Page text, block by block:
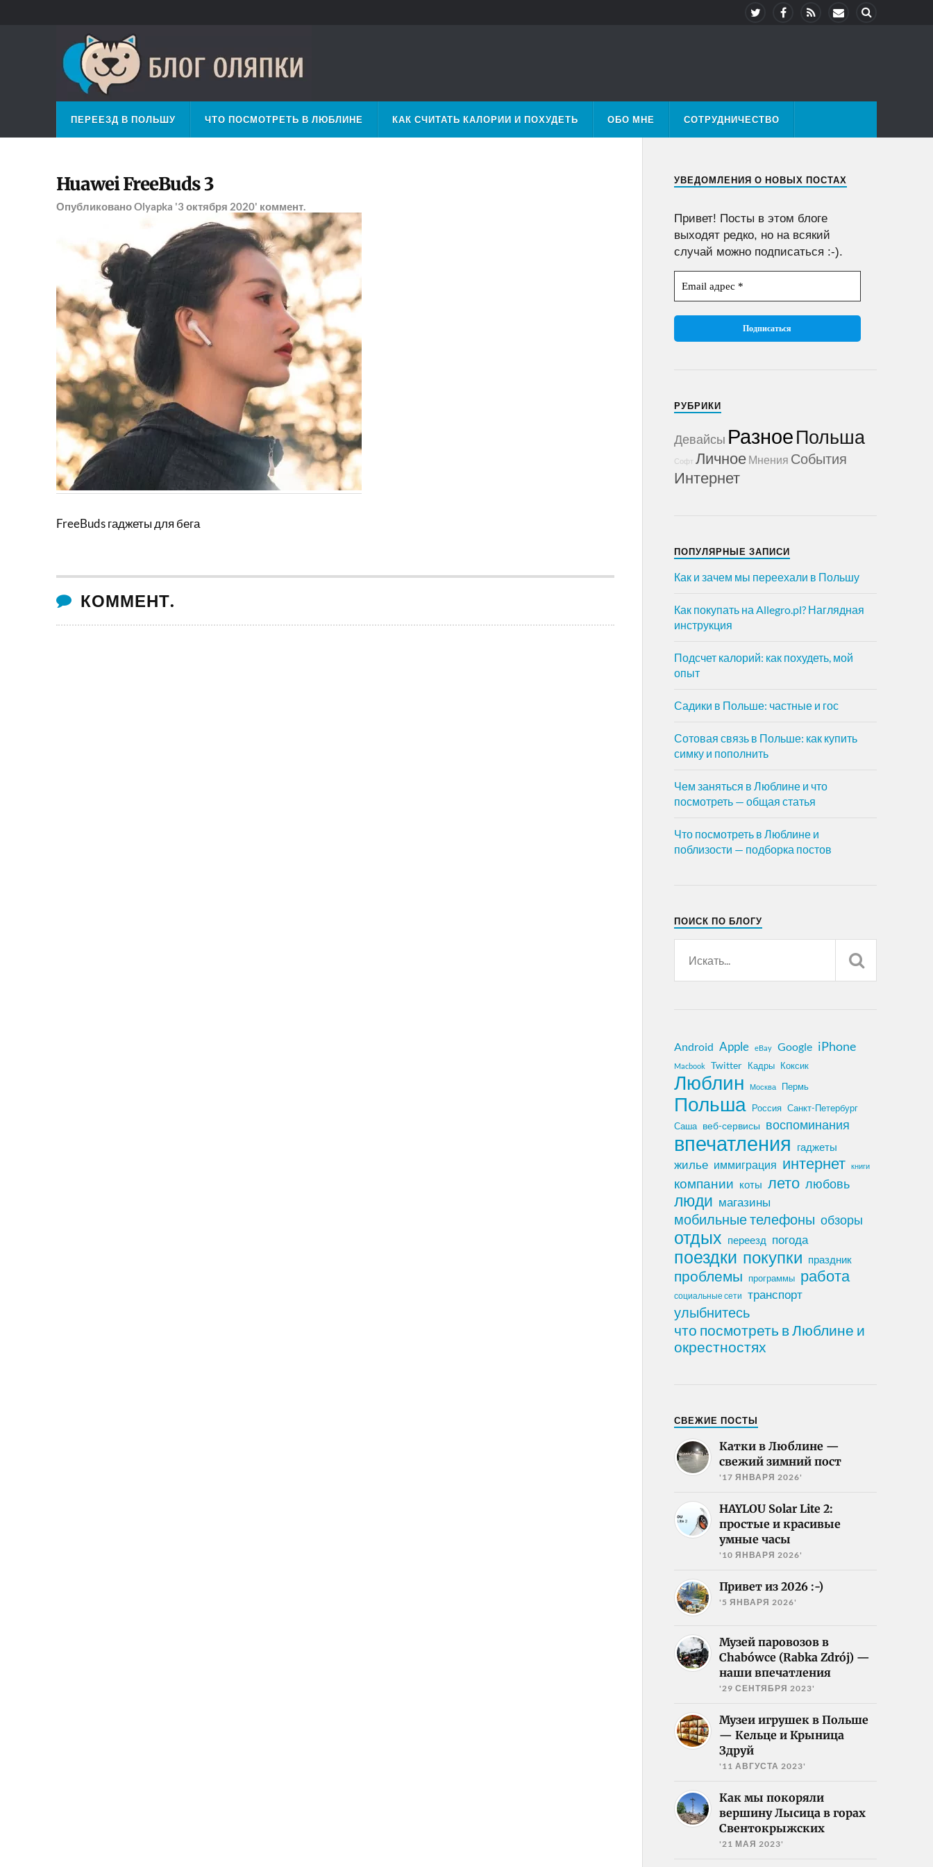
ПЕРЕЕЗД В ПОЛЬШУ ЧТО ПОСМОТРЕТЬ В ЛЮБЛИНЕ КАК СЧИТАТЬ КАЛОРИИ И ПОХУДЕТЬ ОБО МНЕ СОТРУДНИЧЕСТВО
Huawei FreeBuds 3
ОпубликованоOlyapka '3 октября 2020' коммент.
FreeBuds гаджеты для бега
КОММЕНТ.
УВЕДОМЛЕНИЯ О НОВЫХ ПОСТАХ
Привет! Посты в этом блоге
выходят редко, но на всякий
случай можно подписаться :-).
РУБРИКИ
Девайсы РазноеПольша
Софт Личное Мнения События
Интернет
ПОПУЛЯРНЫЕ ЗАПИСИ
Как и зачем мы переехали в Польшу
Как покупать на Allegro.pl? Наглядная
инструкция
Подсчет калорий: как похудеть, мой
опыт
Садики в Польше: частные и гос
Сотовая связь в Польше: как купить
симку и пополнить
Чем заняться в Люблине и что
посмотреть — общая статья
Что посмотреть в Люблине и
поблизости — подборка постов
ПОИСК ПО БЛОГУ
Android Apple eBay Google iPhone
Macbook Twitter Кадры Коксик
Люблин Москва Пермь
Польша Россия Санкт-Петербург
Саша веб-сервисы воспоминания
впечатления гаджеты
жилье иммиграция интернет книги
компании коты лето любовь
люди магазины
мобильные телефоны обзоры
отдых переезд погода
поездки покупки праздник
проблемы программы работа
социальные сети транспорт
улыбнитесь
что посмотреть в Люблине и
окрестностях
СВЕЖИЕ ПОСТЫ
Катки в Люблине —
свежий зимний пост
'17 ЯНВАРЯ 2026'
HAYLOU Solar Lite 2:
простые и красивые
умные часы
'10 ЯНВАРЯ 2026'
Привет из 2026 :-)
'5 ЯНВАРЯ 2026'
Музей паровозов в
Chabówce (Rabka Zdrój) —
наши впечатления
'29 СЕНТЯБРЯ 2023'
Музеи игрушек в Польше
— Кельце и Крыница
Здруй
'11 АВГУСТА 2023'
Как мы покоряли
вершину Лысица в горах
Свентокрыжских
'21 МАЯ 2023'